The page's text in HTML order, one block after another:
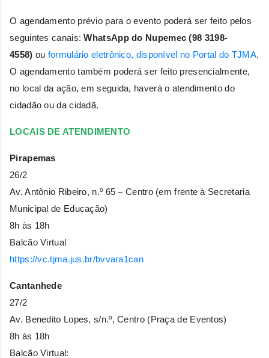
O agendamento prévio para o evento poderá ser feito pelos
seguintes canais:WhatsApp do Nupemec (98 3198-
4558) ou formulário eletrônico, disponível no Portal do TJMA.
O agendamento também poderá ser feito presencialmente,
no local da ação, em seguida, haverá o atendimento do
cidadão ou da cidadã.
LOCAIS DE ATENDIMENTO
Pirapemas
26/2
Av. Antônio Ribeiro, n.º 65 – Centro (em frente à Secretaria
Municipal de Educação)
8h às 18h
Balcão Virtual
https://vc.tjma.jus.br/bvvara1can
‌Cantanhede
27/2
Av. Benedito Lopes, s/n.º, Centro (Praça de Eventos)
8h às 18h
Balcão Virtual: